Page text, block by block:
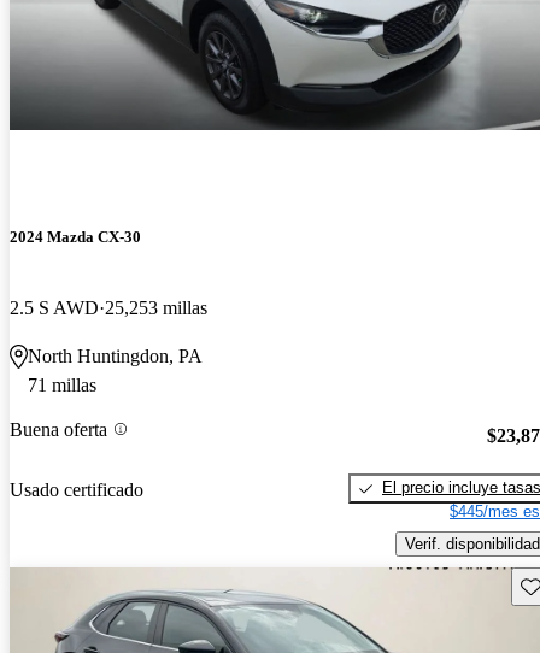
2024 Mazda CX-30
2.5 S AWD 25,253 millas
North Huntingdon, PA
71 millas
Buena oferta
Usado certificado
El precio incluye tasas
$445/mes
Verif. disponibilidad